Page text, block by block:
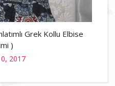
Grek Kollu Elbise
)
2017